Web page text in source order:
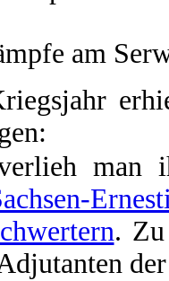
am
. Zu